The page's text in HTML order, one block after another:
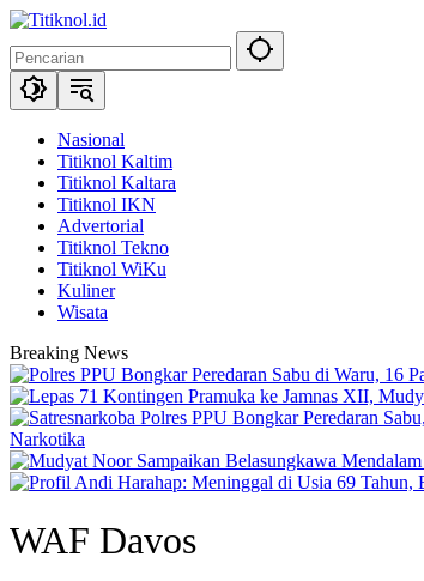
Langsung
konten
Nasional
Titiknol Kaltim
Titiknol Kaltara
Titiknol IKN
Advertorial
Titiknol Tekno
Titiknol WiKu
Kuliner
Wisata
Breaking News
Narkotika
WAF Davos